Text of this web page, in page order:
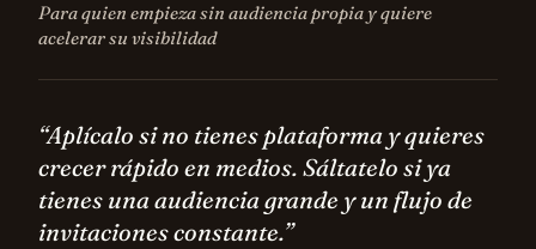
Para quien empieza sin audiencia propia y quiere
acelerar su visibilidad
“Aplícalo si no tienes plataforma y quieres
crecer rápido en medios. Sáltatelo si ya
tienes una audiencia grande y un flujo de
invitaciones constante.”